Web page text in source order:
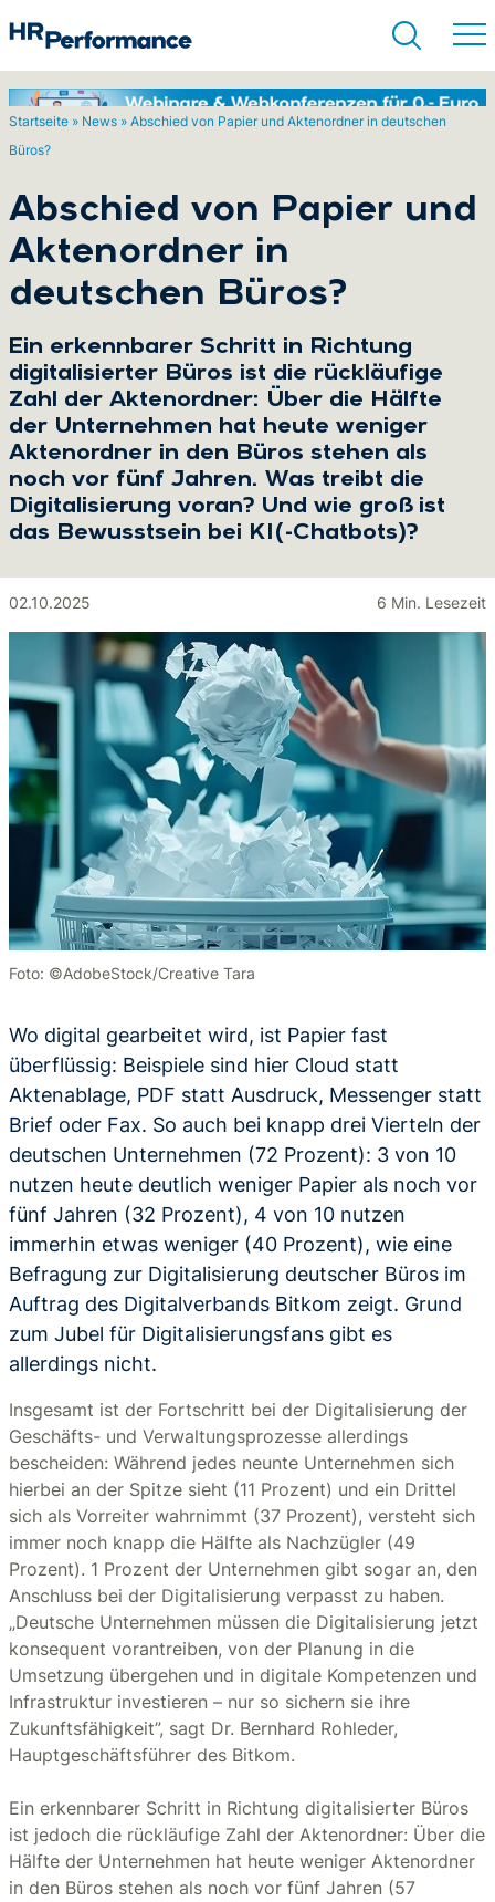
Startseite » News » Abschied von Papier und Aktenordner in deutschen
Büros?
Abschied von Papier und
Aktenordner in
deutschen Büros?
Ein erkennbarer Schritt in Richtung
digitalisierter Büros ist die rückläufige
Zahl der Aktenordner: Über die Hälfte
der Unternehmen hat heute weniger
Aktenordner in den Büros stehen als
noch vor fünf Jahren. Was treibt die
Digitalisierung voran? Und wie groß ist
das Bewusstsein bei KI(-Chatbots)?
02.10.2025 6 Min. Lesezeit
Foto: ©AdobeStock/Creative Tara
Wo digital gearbeitet wird, ist Papier fast
überflüssig: Beispiele sind hier Cloud statt
Aktenablage, PDF statt Ausdruck, Messenger statt
Brief oder Fax. So auch bei knapp drei Vierteln der
deutschen Unternehmen (72 Prozent): 3 von 10
nutzen heute deutlich weniger Papier als noch vor
fünf Jahren (32 Prozent), 4 von 10 nutzen
immerhin etwas weniger (40 Prozent), wie eine
Befragung zur Digitalisierung deutscher Büros im
Auftrag des Digitalverbands Bitkom zeigt. Grund
zum Jubel für Digitalisierungsfans gibt es
allerdings nicht.
Insgesamt ist der Fortschritt bei der Digitalisierung der
Geschäfts- und Verwaltungsprozesse allerdings
bescheiden: Während jedes neunte Unternehmen sich
hierbei an der Spitze sieht (11 Prozent) und ein Drittel
sich als Vorreiter wahrnimmt (37 Prozent), versteht sich
immer noch knapp die Hälfte als Nachzügler (49
Prozent). 1 Prozent der Unternehmen gibt sogar an, den
Anschluss bei der Digitalisierung verpasst zu haben.
„Deutsche Unternehmen müssen die Digitalisierung jetzt
konsequent vorantreiben, von der Planung in die
Umsetzung übergehen und in digitale Kompetenzen und
Infrastruktur investieren – nur so sichern sie ihre
Zukunftsfähigkeit”, sagt Dr. Bernhard Rohleder,
Hauptgeschäftsführer des Bitkom.
Ein erkennbarer Schritt in Richtung digitalisierter Büros
ist jedoch die rückläufige Zahl der Aktenordner: Über die
Hälfte der Unternehmen hat heute weniger Aktenordner
in den Büros stehen als noch vor fünf Jahren (57